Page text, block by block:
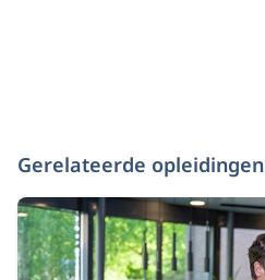
Gerelateerde opleidingen